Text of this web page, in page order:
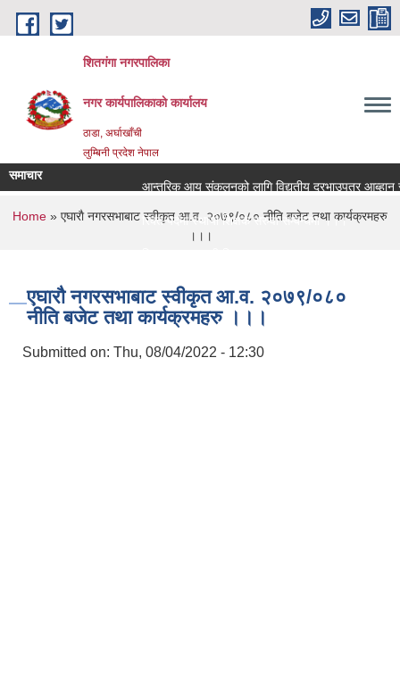
Skip to main content
शितगंगा नगरपालिका
नगर कार्यपालिकाकाे कार्यालय
ठाडा, अर्घाखाँची
लुम्बिनी प्रदेश नेपाल
समाचार
आन्तरिक आय संकलनको लागि विद्युतीय दरभाउपत्र आब्हान
रिक्त पदमा स्थायी शिक्षक सरुवा सम्बन्धमा ।।।
You are here
Home » एघाराै नगरसभाबाट स्वीकृत आ‍.व. २०७९/०८० नीति बजेट तथा कार्यक्रमहरु
।।।
एघाराै नगरसभाबाट स्वीकृत आ‍.व. २०७९/०८०
नीति बजेट तथा कार्यक्रमहरु ।।।
Submitted on: Thu, 08/04/2022 - 12:30